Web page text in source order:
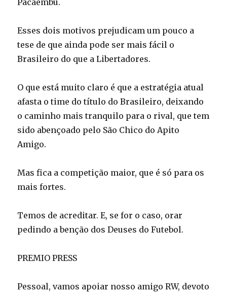
Pacaembu.
Esses dois motivos prejudicam um pouco a
tese de que ainda pode ser mais fácil o
Brasileiro do que a Libertadores.
O que está muito claro é que a estratégia atual
afasta o time do título do Brasileiro, deixando
o caminho mais tranquilo para o rival, que tem
sido abençoado pelo São Chico do Apito
Amigo.
Mas fica a competição maior, que é só para os
mais fortes.
Temos de acreditar. E, se for o caso, orar
pedindo a benção dos Deuses do Futebol.
PREMIO PRESS
Pessoal, vamos apoiar nosso amigo RW, devoto